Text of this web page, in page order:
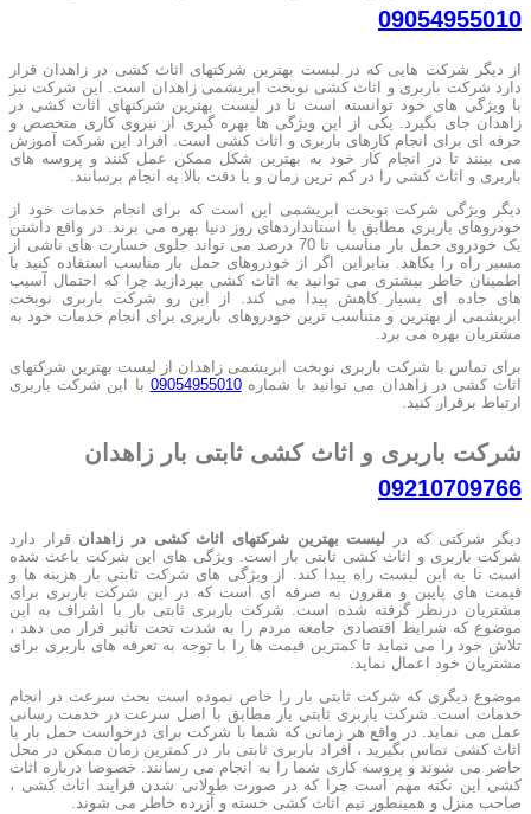
09054955010
از دیگر شرکت هایی که در لیست بهترین شرکتهای اثاث کشی در زاهدان قرار
دارد شرکت باربری و اثاث کشی نوبخت ابریشمی زاهدان است. این شرکت نیز
با ویژگی های خود توانسته است تا در لیست بهترین شرکتهای اثاث کشی در
زاهدان جای بگیرد. یکی از این ویژگی ها بهره گیری از نیروی کاری متخصص و
حرفه ای برای انجام کارهای باربری و اثاث کشی است. افراد این شرکت آموزش
می بینند تا در انجام کار خود به بهترین شکل ممکن عمل کنند و پروسه های
باربری و اثاث کشی را در کم ترین زمان و با دقت بالا به انجام برسانند.
دیگر ویژگی شرکت نوبخت ابریشمی این است که برای انجام خدمات خود از
خودروهای باربری مطابق با استانداردهای روز دنیا بهره می برند. در واقع داشتن
یک خودروی حمل بار مناسب تا 70 درصد می تواند جلوی خسارت های ناشی از
مسیر راه را بکاهد. بنابراین اگر از خودروهای حمل بار مناسب استفاده کنید با
اطمینان خاطر بیشتری می توانید به اثاث کشی بپردازید چرا که احتمال آسیب
های جاده ای بسیار کاهش پیدا می کند. از این رو شرکت باربری نوبخت
ابریشمی از بهترین و متناسب ترین خودروهای باربری برای انجام خدمات خود به
مشتریان بهره می برد.
برای تماس با شرکت باربری نوبخت ابریشمی زاهدان از لیست بهترین شرکتهای
اثاث کشی در زاهدان می توانید با شماره09054955010 با این شرکت باربری
ارتباط برقرار کنید.
شرکت باربری و اثاث کشی ثابتی بار زاهدان
09210709766
دیگر شرکتی که در لیست بهترین شرکتهای اثاث کشی در زاهدان قرار دارد
شرکت باربری و اثاث کشی ثابتی بار است. ویژگی های این شرکت باعث شده
است تا به این لیست راه پیدا کند. از ویژگی های شرکت ثابتی بار هزینه ها و
قیمت های پایین و مقرون به صرفه ای است که در این شرکت باربری برای
مشتریان درنظر گرفته شده است. شرکت باربری ثابتی بار با اشراف به این
موضوع که شرایط اقتصادی جامعه مردم را به شدت تحت تاثیر قرار می دهد ،
تلاش خود را می نماید تا کمترین قیمت ها را با توجه به تعرفه های باربری برای
مشتریان خود اعمال نماید.
موضوع دیگری که شرکت ثابتی بار را خاص نموده است بحث سرعت در انجام
خدمات است. شرکت باربری ثابتی بار مطابق با اصل سرعت در خدمت رسانی
عمل می نماید. در واقع هر زمانی که شما با شرکت برای درخواست حمل بار یا
اثاث کشی تماس بگیرید ، افراد باربری ثابتی بار در کمترین زمان ممکن در محل
حاضر می شوند و پروسه کاری شما را به انجام می رسانند. خصوصا درباره اثاث
کشی این نکته مهم است چرا که در صورت طولانی شدن فرایند اثاث کشی ،
صاحب منزل و همینطور تیم اثاث کشی خسته و آزرده خاطر می شوند.